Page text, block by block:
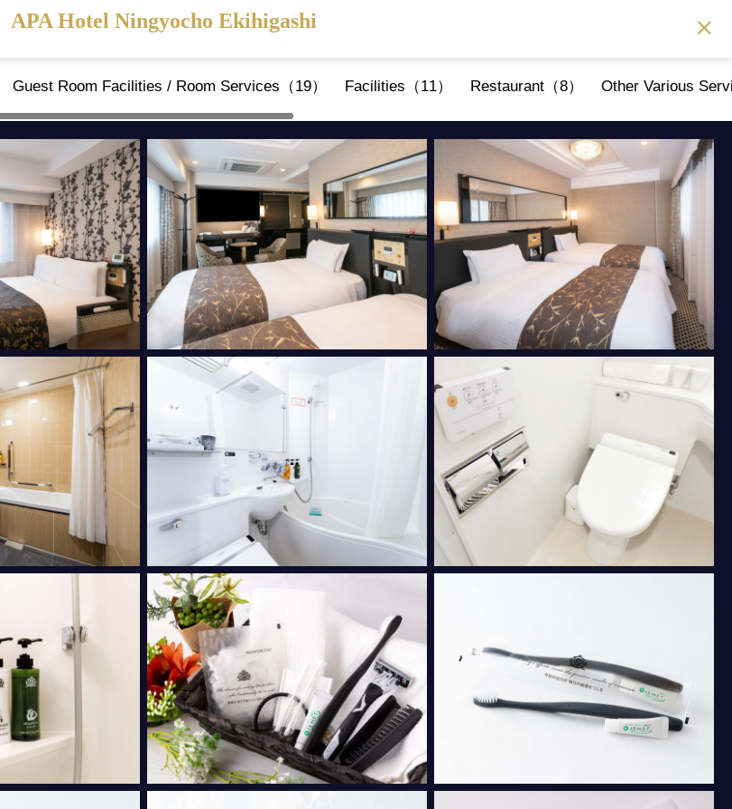
APA Hotel Ningyocho Ekihigashi
Guest Room Facilities / Room Services（19） Facilities（11） Restaurant（8） Other Various